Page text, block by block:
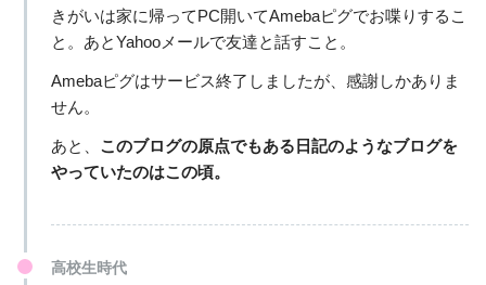
きがいは家に帰ってPC開いてAmebaピグでお喋りするこ
と。あとYahooメールで友達と話すこと。
Amebaピグはサービス終了しましたが、感謝しかありま
せん。
あと、 このブログの原点でもある日記のようなブログを
やっていたのはこの頃。
高校生時代